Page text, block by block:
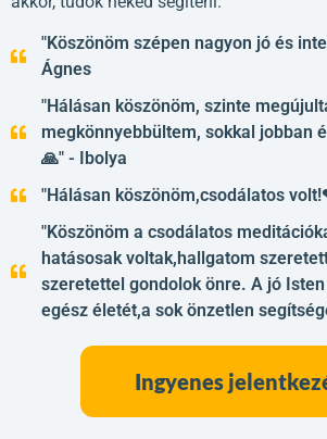
"Köszönöm szépen nagyon jó és
Ágnes
"Hálásan köszönöm, szinte
megkönnyebbültem, sokkal jobban
🙏" - Ibolya
"Hálásan köszönöm,csodálatos
"Köszönöm a csodálatos
hatásosak voltak,hallgatom
szeretettel gondolok önre. A jó
egész életét,a sok önzetlen
Ingyenes